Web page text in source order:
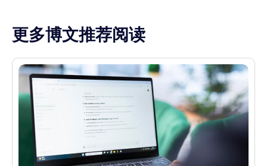
更多博文推荐阅读